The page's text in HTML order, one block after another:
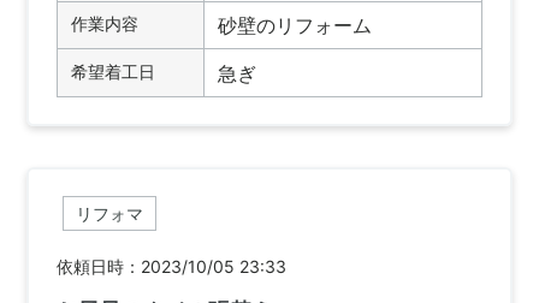
作業内容 砂壁のリフォーム
希望着工日 急ぎ
リフォマ
依頼日時：2023/10/05 23:33